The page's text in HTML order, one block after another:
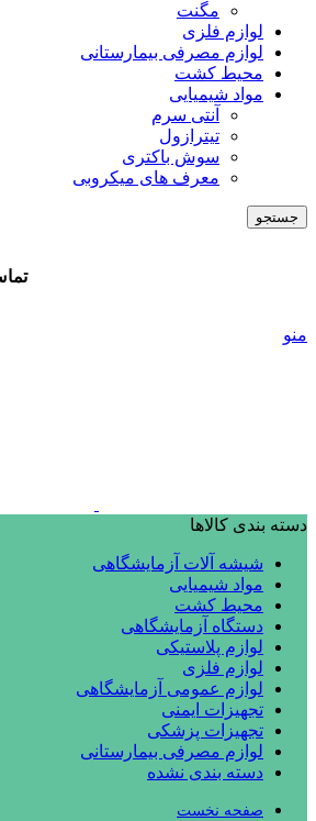
مگنت
لوازم فلزی
لوازم مصرفی بیمارستانی
محیط کشت
مواد شیمیایی
آنتی سرم
تیترازول
سوش باکتری
معرف های میکروبی
جستجو
تماس
منو
دسته بندی کالاها
شیشه آلات آزمایشگاهی
مواد شیمیایی
محیط کشت
دستگاه آزمایشگاهی
لوازم پلاستیکی
لوازم فلزی
لوازم عمومی آزمایشگاهی
تجهیزات ایمنی
تجهیزات پزشکی
لوازم مصرفی بیمارستانی
دسته بندی نشده
صفحه نخست